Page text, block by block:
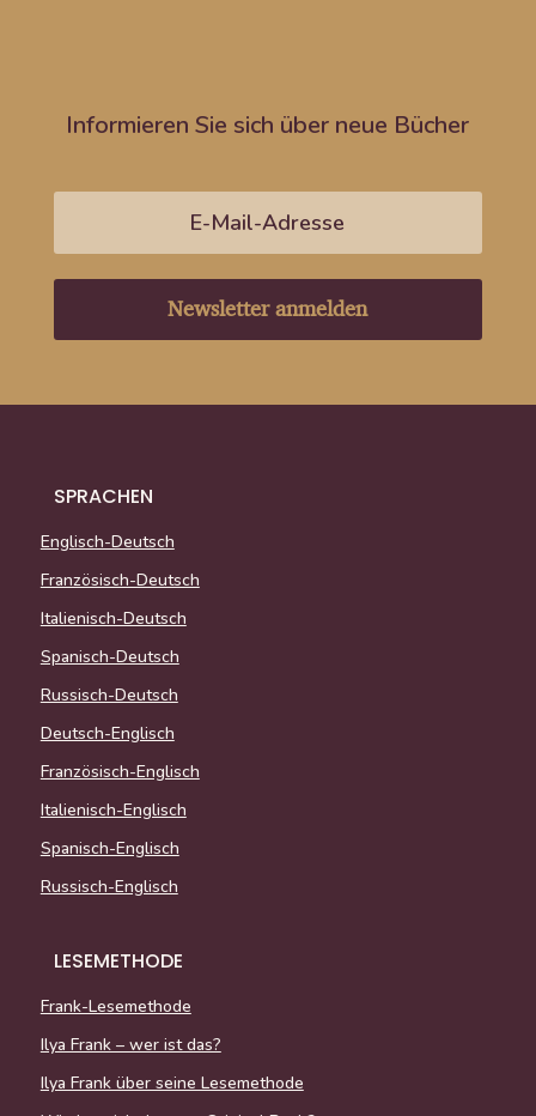
Informieren Sie sich über neue Bücher
Newsletter anmelden
SPRACHEN
Englisch-Deutsch
Französisch-Deutsch
Italienisch-Deutsch
Spanisch-Deutsch
Russisch-Deutsch
Deutsch-Englisch
Französisch-Englisch
Italienisch-Englisch
Spanisch-Englisch
Russisch-Englisch
LESEMETHODE
Frank-Lesemethode
Ilya Frank – wer ist das?
Ilya Frank über seine Lesemethode